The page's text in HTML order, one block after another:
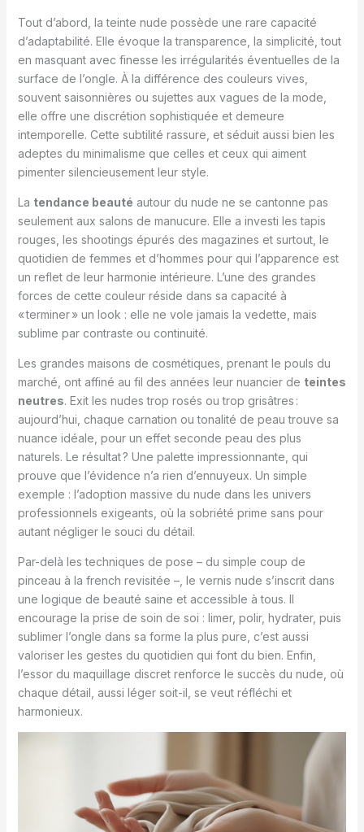
Tout d’abord, la teinte nude possède une rare capacité
d’adaptabilité. Elle évoque la transparence, la simplicité, tout
en masquant avec finesse les irrégularités éventuelles de la
surface de l’ongle. À la différence des couleurs vives,
souvent saisonnières ou sujettes aux vagues de la mode,
elle offre une discrétion sophistiquée et demeure
intemporelle. Cette subtilité rassure, et séduit aussi bien les
adeptes du minimalisme que celles et ceux qui aiment
pimenter silencieusement leur style.
La tendance beauté autour du nude ne se cantonne pas
seulement aux salons de manucure. Elle a investi les tapis
rouges, les shootings épurés des magazines et surtout, le
quotidien de femmes et d’hommes pour qui l’apparence est
un reflet de leur harmonie intérieure. L’une des grandes
forces de cette couleur réside dans sa capacité à
« terminer » un look : elle ne vole jamais la vedette, mais
sublime par contraste ou continuité.
Les grandes maisons de cosmétiques, prenant le pouls du
marché, ont affiné au fil des années leur nuancier de teintes
neutres. Exit les nudes trop rosés ou trop grisâtres :
aujourd’hui, chaque carnation ou tonalité de peau trouve sa
nuance idéale, pour un effet seconde peau des plus
naturels. Le résultat ? Une palette impressionnante, qui
prouve que l’évidence n’a rien d’ennuyeux. Un simple
exemple : l’adoption massive du nude dans les univers
professionnels exigeants, où la sobriété prime sans pour
autant négliger le souci du détail.
Par-delà les techniques de pose – du simple coup de
pinceau à la french revisitée –, le vernis nude s’inscrit dans
une logique de beauté saine et accessible à tous. Il
encourage la prise de soin de soi : limer, polir, hydrater, puis
sublimer l’ongle dans sa forme la plus pure, c’est aussi
valoriser les gestes du quotidien qui font du bien. Enfin,
l’essor du maquillage discret renforce le succès du nude, où
chaque détail, aussi léger soit-il, se veut réfléchi et
harmonieux.